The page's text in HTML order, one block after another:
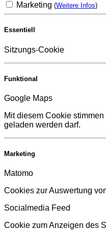
Marketing (Weitere Infos)
Essentiell
Sitzungs-Cookie
Funktional
Google Maps
Mit diesem Cookie
geladen werden darf.
Marketing
Matomo
Cookies zur Auswertung
Socialmedia Feed
Cookie zum Anzeigen des